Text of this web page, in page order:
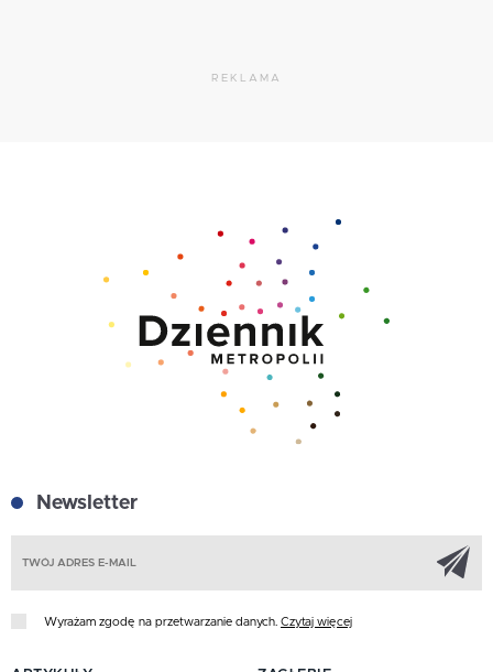
REKLAMA
Newsletter
Wyrażam zgodę na przetwarzanie danych. Czytaj więcej